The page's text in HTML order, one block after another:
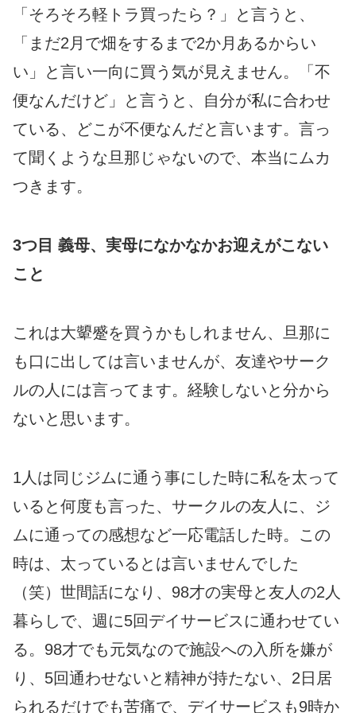
「そろそろ軽トラ買ったら？」と言うと、
「まだ2月で畑をするまで2か月あるからい
い」と言い一向に買う気が見えません。「不
便なんだけど」と言うと、自分が私に合わせ
ている、どこが不便なんだと言います。言っ
て聞くような旦那じゃないので、本当にムカ
つきます。
3つ目 義母、実母になかなかお迎えがこない
こと
これは大顰蹙を買うかもしれません、旦那に
も口に出しては言いませんが、友達やサーク
ルの人には言ってます。経験しないと分から
ないと思います。
1人は同じジムに通う事にした時に私を太って
いると何度も言った、サークルの友人に、ジ
ムに通っての感想など一応電話した時。この
時は、太っているとは言いませんでした
（笑）世間話になり、98才の実母と友人の2人
暮らしで、週に5回デイサービスに通わせてい
る。98才でも元気なので施設への入所を嫌が
り、5回通わせないと精神が持たない、2日居
られるだけでも苦痛で、デイサービスも9時か